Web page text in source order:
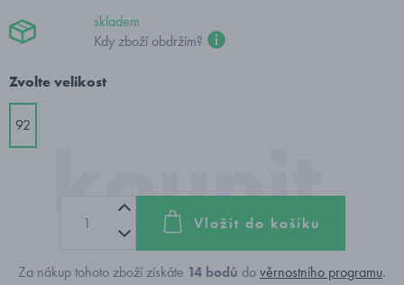
skladem
Kdy zboží obdržím?
Zvolte velikost
92
Vložit do košíku
Za nákup tohoto zboží získáte 14 bodů dověrnostního programu.